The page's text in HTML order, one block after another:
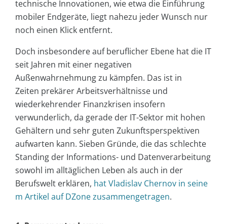
technische Innovationen, wie etwa die Einführung
mobiler Endgeräte, liegt nahezu jeder Wunsch nur
noch einen Klick entfernt.
Doch insbesondere auf beruflicher Ebene hat die IT
seit Jahren mit einer negativen
Außenwahrnehmung zu kämpfen. Das ist in
Zeiten prekärer Arbeitsverhältnisse und
wiederkehrender Finanzkrisen insofern
verwunderlich, da gerade der IT-Sektor mit hohen
Gehältern und sehr guten Zukunftsperspektiven
aufwarten kann. Sieben Gründe, die das schlechte
Standing der Informations- und Datenverarbeitung
sowohl im alltäglichen Leben als auch in der
Berufswelt erklären, hat Vladislav Chernov in seine
m Artikel auf DZone zusammengetragen.